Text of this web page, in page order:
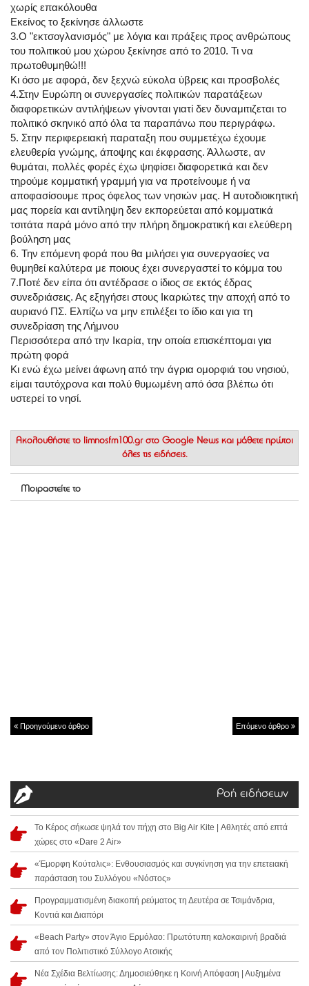
χωρίς επακόλουθα
Εκείνος το ξεκίνησε άλλωστε
3.Ο "εκτσογλανισμός" με λόγια και πράξεις προς ανθρώπους
του πολιτικού μου χώρου ξεκίνησε από το 2010. Τι να
πρωτοθυμηθώ!!!
Κι όσο με αφορά, δεν ξεχνώ εύκολα ύβρεις και προσβολές
4.Στην Ευρώπη οι συνεργασίες πολιτικών παρατάξεων
διαφορετικών αντιλήψεων γίνονται γιατί δεν δυναμιτιζεται το
πολιτικό σκηνικό από όλα τα παραπάνω που περιγράφω.
5. Στην περιφερειακή παραταξη που συμμετέχω έχουμε
ελευθερία γνώμης, άποψης και έκφρασης. Άλλωστε, αν
θυμάται, πολλές φορές έχω ψηφίσει διαφορετικά και δεν
τηρούμε κομματική γραμμή για να προτείνουμε ή να
αποφασίσουμε προς όφελος των νησιών μας. Η αυτοδιοικητική
μας πορεία και αντίληψη δεν εκπορεύεται από κομματικά
τσιτάτα παρά μόνο από την πλήρη δημοκρατική και ελεύθερη
βούληση μας
6. Την επόμενη φορά που θα μιλήσει για συνεργασίες να
θυμηθεί καλύτερα με ποιους έχει συνεργαστεί το κόμμα του
7.Ποτέ δεν είπα ότι αντέδρασε ο ίδιος σε εκτός έδρας
συνεδριάσεις. Ας εξηγήσει στους Ικαριώτες την αποχή από το
αυριανό ΠΣ. Ελπίζω να μην επιλέξει το ίδιο και για τη
συνεδρίαση της Λήμνου
Περισσότερα από την Ικαρία, την οποία επισκέπτομαι για
πρώτη φορά
Κι ενώ έχω μείνει άφωνη από την άγρια ομορφιά του νησιού,
είμαι ταυτόχρονα και πολύ θυμωμένη από όσα βλέπω ότι
υστερεί το νησί.
Ακολουθήστε το limnosfm100.gr στο Google News και μάθετε πρώτοι
όλες τις ειδήσεις.
Μοιραστείτε το
Προηγούμενο άρθρο Επόμενο άρθρο
Ροή ειδήσεων
Το Κέρος σήκωσε ψηλά τον πήχη στο Big Air Kite | Αθλητές από επτά
χώρες στο «Dare 2 Air»
«Έμορφη Κούταλις»: Ενθουσιασμός και συγκίνηση για την επετειακή
παράσταση του Συλλόγου «Νόστος»
Προγραμματισμένη διακοπή ρεύματος τη Δευτέρα σε Τσιμάνδρια,
Κοντιά και Διαπόρι
«Beach Party» στον Άγιο Ερμόλαο: Πρωτότυπη καλοκαιρινή βραδιά
από τον Πολιτιστικό Σύλλογο Ατσικής
Νέα Σχέδια Βελτίωσης: Δημοσιεύθηκε η Κοινή Απόφαση | Αυξημένα